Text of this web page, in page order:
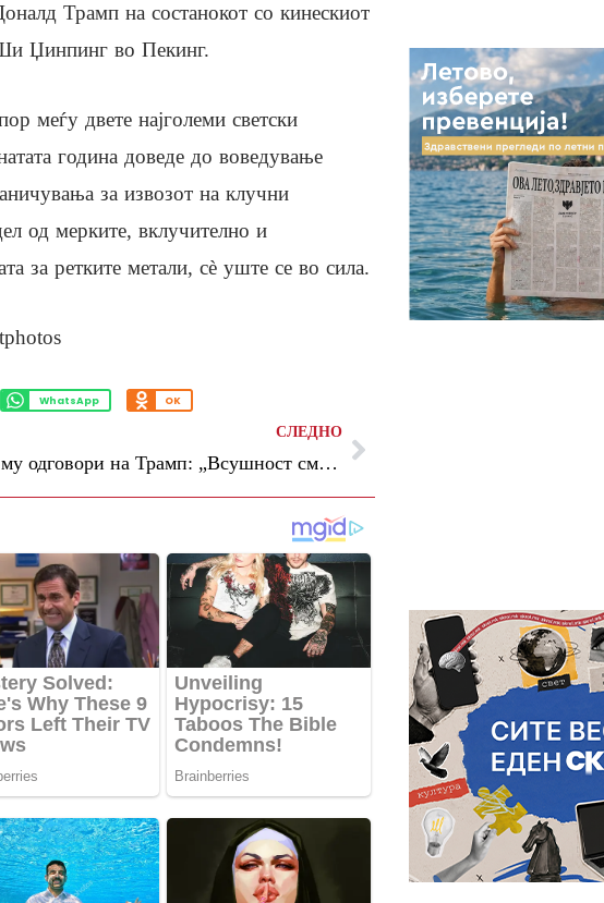
Трамп на состанокот со кинескиот
Џинпинг во Пекинг.
меѓу двете најголеми светски
година доведе до воведување
за извозот на клучни
од мерките, вклучително и
за ретките метали, сè уште се во сила.
WhatsApp OK
СЛЕДНО
Иран му одговори на Трамп: „Всушност сме дарежливи“